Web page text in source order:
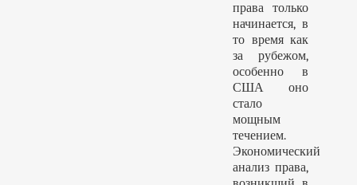
права только
начинается, в
то время как
за рубежом,
особенно в
США оно
стало
мощным
течением.
Экономический
анализ права,